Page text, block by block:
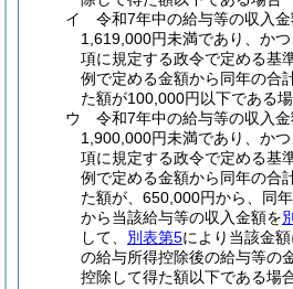
イ
令和7年中の給与等の収入
1,619,000円未満であり、か
項に規定する政令で定める基
例で定める金額から同年の合
た額が100,000円以下である
ウ
令和7年中の給与等の収入
1,900,000円未満であり、か
項に規定する政令で定める基
例で定める金額から同年の合
た額が、650,000円から、同
から当該給与等の収入金額を
して、 別表第5により当該金
の給与所得控除後の給与等の
控除して得た額以下である場